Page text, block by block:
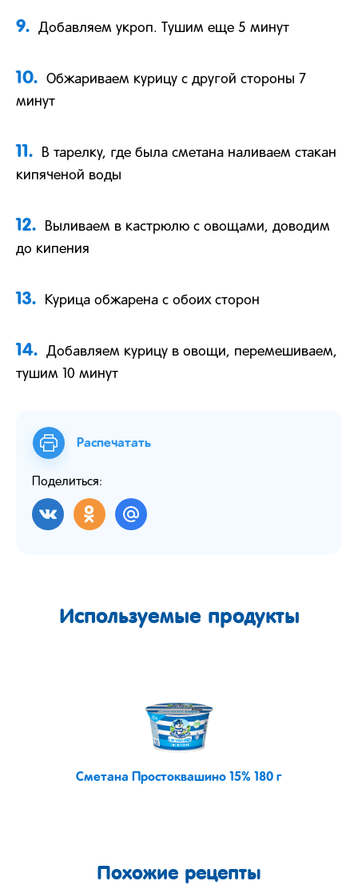
9. Добавляем укроп. Тушим еще 5 минут
10.
Обжариваем курицу с другой стороны 7
минут
11.
В тарелку, где была сметана наливаем стакан
кипяченой воды
12.
Выливаем в кастрюлю с овощами, доводим
до кипения
13. Курица обжарена с обоих сторон
14.
Добавляем курицу в овощи, перемешиваем,
тушим 10 минут
Распечатать
Поделиться:
Используемые продукты
Сметана Простоквашино 15% 180 г
Похожие рецепты